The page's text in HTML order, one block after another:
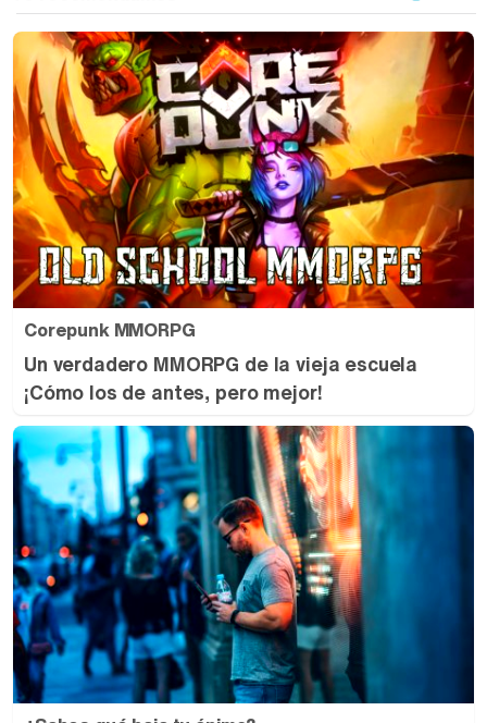
Corepunk MMORPG
Un verdadero MMORPG de la vieja escuela
¡Cómo los de antes, pero mejor!